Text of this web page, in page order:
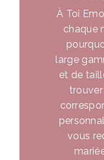
À Toi
chaque
large
et de
vous